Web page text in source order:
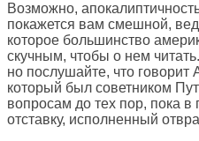
Возможно,
покажется вам смешной,
которое большинство
скучным, чтобы о нем
но послушайте, что
который был советником
вопросам до тех пор, пока
отставку, исполненный